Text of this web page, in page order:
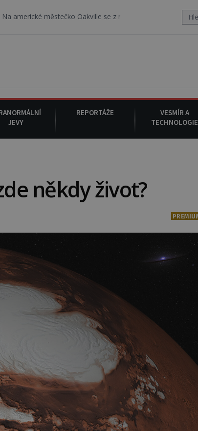
Oakville se z nebe snáší podivná rosolovitá látka
JEVY
REPORTÁŽE
VESMÍR A
TECHNOLOGIE
někdy život?